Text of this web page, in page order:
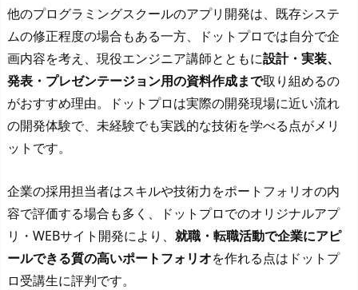
他のプログラミングスクールのアプリ開発は、既存システ
ムの修正程度の場合もある一方、ドットプロでは自分で企
画内容を考え、現役エンジニア講師とともに設計・実装、
発表・プレゼンテージョン用の資料作成まで取り組めるの
がおすすめ理由。ドットプロは実際の開発現場に近い流れ
の開発体験で、未経験でも実践的な技術を学べる点がメリ
ットです。
企業の採用担当者はスキルや技術力をポートフォリオの内
容で評価する場合も多く、ドットプロでのオリジナルアプ
リ・WEBサイト開発により、 就職・転職活動で企業にアピ
ールできる質の高いポートフォリオを作れる点はドットプ
ロ受講生に評判です。